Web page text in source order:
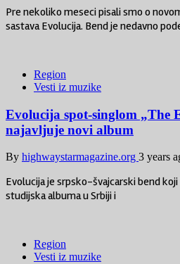
Pre nekoliko meseci pisali smo o
sastava Evolucija. Bend je nedavno
Region
Vesti iz muzike
Evolucija spot-singlom „The
najavljuje novi album
By highwaystarmagazine.org 3 years
Evolucija je srpsko-švajcarski bend
studijska albuma u Srbiji i
Region
Vesti iz muzike